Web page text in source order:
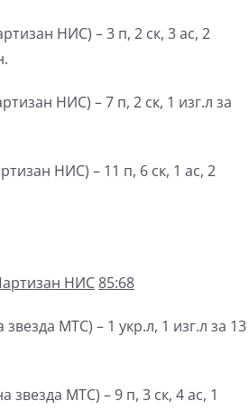
НИС) – 3 п, 2 ск, 3 ас, 2
НИС) – 7 п, 2 ск, 1 изг.л за
НИС) – 11 п, 6 ск, 1 ас, 2
НИС85:68
МТС) – 1 укр.л, 1 изг.л за 13
МТС) – 9 п, 3 ск, 4 ас, 1